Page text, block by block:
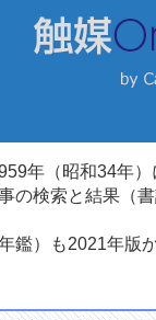
年（昭和34年
の検索と結果（
鑑）も2021年